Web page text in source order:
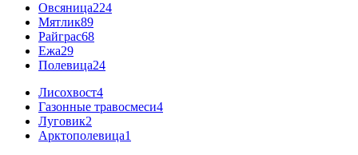
Овсяница224
Мятлик89
Райграс68
Ежа29
Полевица24
Лисохвост4
Газонные травосмеси4
Луговик2
Арктополевица1